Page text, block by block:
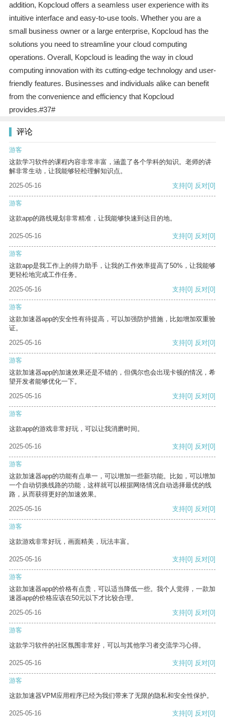
addition, Kopcloud offers a seamless user experience with its
intuitive interface and easy-to-use tools. Whether you are a
small business owner or a large enterprise, Kopcloud has the
solutions you need to streamline your cloud computing
operations. Overall, Kopcloud is leading the way in cloud
computing innovation with its cutting-edge technology and user-
friendly features. Businesses and individuals alike can benefit
from the convenience and efficiency that Kopcloud
provides.#37#
评论
游客
这款学习软件的课程内容非常丰富，涵盖了各个学科的知识。老师的讲
解非常生动，让我能够轻松理解知识点。
2025-05-16
支持[0] 反对[0]
游客
这款app的路线规划非常精准，让我能够快速到达目的地。
2025-05-16 支持[0] 反对[0]
游客
这款app是我工作上的得力助手，让我的工作效率提高了50%，让我能够
更轻松地完成工作任务。
2025-05-16
支持[0] 反对[0]
游客
这款加速器app的安全性有待提高，可以加强防护措施，比如增加双重验
证。
2025-05-16
支持[0] 反对[0]
游客
这款加速器app的加速效果还是不错的，但偶尔也会出现卡顿的情况，希
望开发者能够优化一下。
2025-05-16
支持[0] 反对[0]
游客
这款app的游戏非常好玩，可以让我消磨时间。
2025-05-16 支持[0] 反对[0]
游客
这款加速器app的功能有点单一，可以增加一些新功能。比如，可以增加
一个自动切换线路的功能，这样就可以根据网络情况自动选择最优的线
路，从而获得更好的加速效果。
2025-05-16
支持[0] 反对[0]
游客
这款游戏非常好玩，画面精美，玩法丰富。
2025-05-16 支持[0] 反对[0]
游客
这款加速器app的价格有点贵，可以适当降低一些。我个人觉得，一款加
速器app的价格应该在50元以下才比较合理。
2025-05-16
支持[0] 反对[0]
游客
这款学习软件的社区氛围非常好，可以与其他学习者交流学习心得。
2025-05-16 支持[0] 反对[0]
游客
这款加速器VPM应用程序已经为我们带来了无限的隐私和安全性保护。
2025-05-16 支持[0] 反对[0]